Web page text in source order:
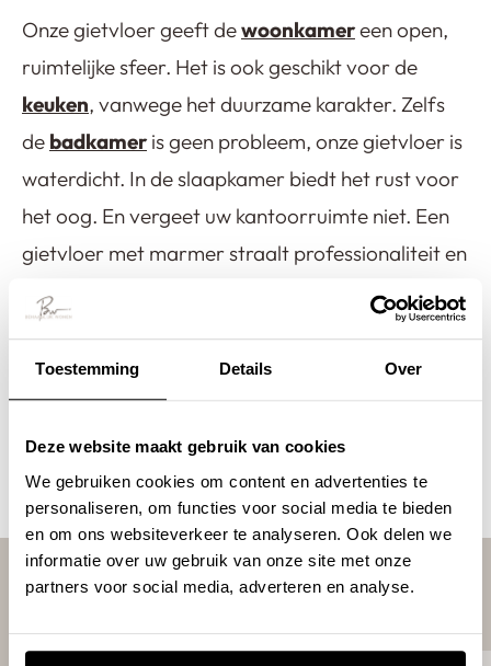
Toestemming Details Over
Deze website maakt gebruik van cookies
We gebruiken cookies om content en advertenties te
personaliseren, om functies voor social media te bieden
en om ons websiteverkeer te analyseren. Ook delen we
informatie over uw gebruik van onze site met onze
partners voor social media, adverteren en analyse.
Onze gietvloer geeft dewoonkamereen open,
ruimtelijke sfeer. Het is ook geschikt voor de
keuken, vanwege het duurzame karakter. Zelfs
de badkameris geen probleem, onze gietvloer is
waterdicht. In de slaapkamer biedt het rust voor
het oog. En vergeet uw kantoorruimte niet. Een
gietvloer met marmer straalt professionaliteit en
luxe uit. Een uitstekende keuze voor veel
verschillende soorten ruimtes.
Ervaar een gietvloer met marmer in onze
showroom. Daar kunt u alle kleuren met eigen
ogen bekijken. We maken graag kennis met u!
Reviews